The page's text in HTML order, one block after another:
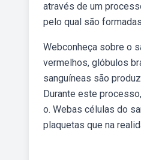
através de um
pelo qual são
Webconheça sobre o
vermelhos, glóbulos
sanguíneas são
Durante este
o. Webas células do
plaquetas que na